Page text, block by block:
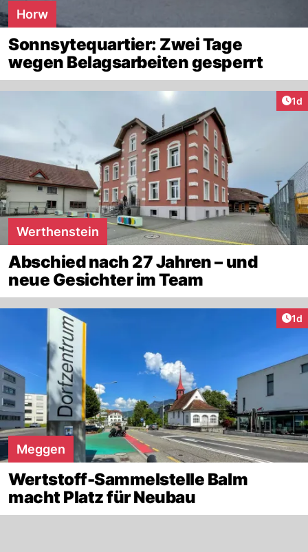
Horw
Sonnsytequartier: Zwei Tage
wegen Belagsarbeiten gesperrt
1d
Werthenstein
Abschied nach 27 Jahren – und
neue Gesichter im Team
1d
Meggen
Wertstoff-Sammelstelle Balm
macht Platz für Neubau